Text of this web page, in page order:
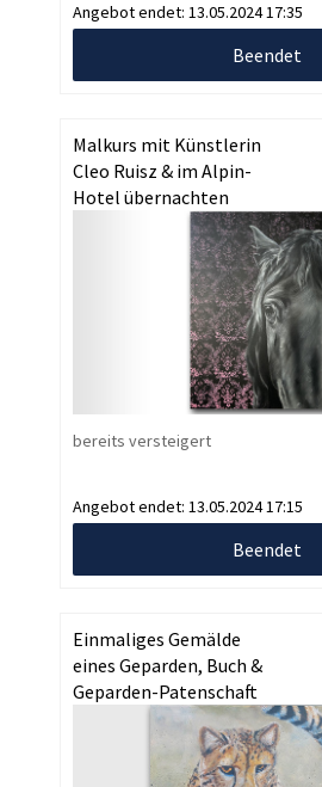
Angebot endet: 13.05.2024 17:35
Beendet
Malkurs mit Künstlerin
Cleo Ruisz & im Alpin-
Hotel übernachten
bereits versteigert
Angebot endet: 13.05.2024 17:15
Beendet
Einmaliges Gemälde
eines Geparden, Buch &
Geparden-Patenschaft